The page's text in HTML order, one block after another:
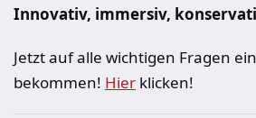
Innovativ, immersiv,
Jetzt auf alle wichtigen Fragen
bekommen! Hier klicken!